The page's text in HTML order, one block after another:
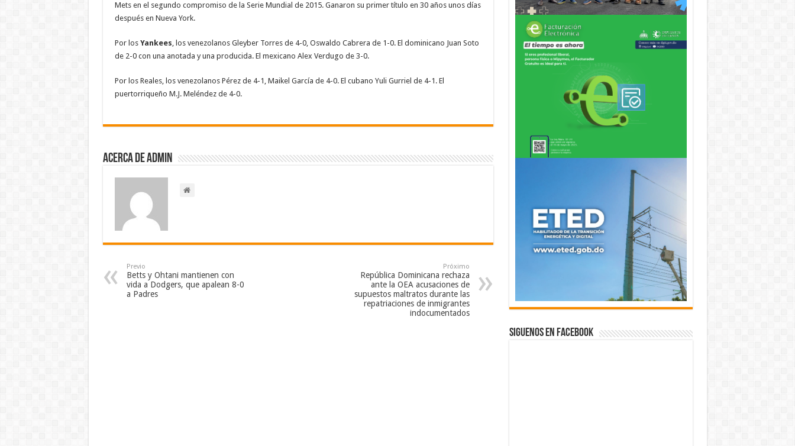
Mets en el segundo compromiso de la Serie Mundial de 2015. Ganaron su primer título en 30 años unos días
después en Nueva York.
Por los Yankees, los venezolanos Gleyber Torres de 4-0, Oswaldo Cabrera de 1-0. El dominicano Juan Soto
de 2-0 con una anotada y una producida. El mexicano Alex Verdugo de 3-0.
Por los Reales, los venezolanos Pérez de 4-1, Maikel García de 4-0. El cubano Yuli Gurriel de 4-1. El
puertorriqueño M.J. Meléndez de 4-0.
Acerca de admin
Previo
Betts y Ohtani mantienen con
vida a Dodgers, que apalean 8-0
a Padres
Próximo
República Dominicana rechaza
ante la OEA acusaciones de
supuestos maltratos durante las
repatriaciones de inmigrantes
indocumentados
Siguenos en Facebook